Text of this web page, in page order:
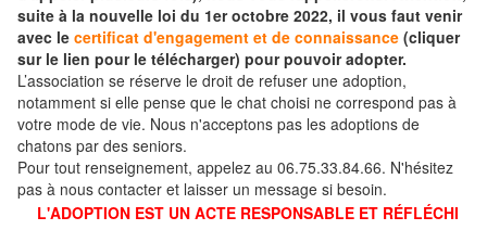
suite à la nouvelle loi du 1er octobre 2022, il vous faut venir
avec le certificat d'engagement et de connaissance (cliquer
sur le lien pour le télécharger) pour pouvoir adopter.
L’association se réserve le droit de refuser une adoption,
notamment si elle pense que le chat choisi ne correspond pas à
votre mode de vie. Nous n'acceptons pas les adoptions de
chatons par des seniors.
Pour tout renseignement, appelez au 06.75.33.84.66. N'hésitez
pas à nous contacter et laisser un message si besoin.
L'ADOPTION EST UN ACTE RESPONSABLE ET RÉFLÉCHI